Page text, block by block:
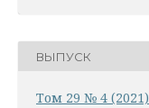
ВЫПУСК
Том 29 № 4 (2021)